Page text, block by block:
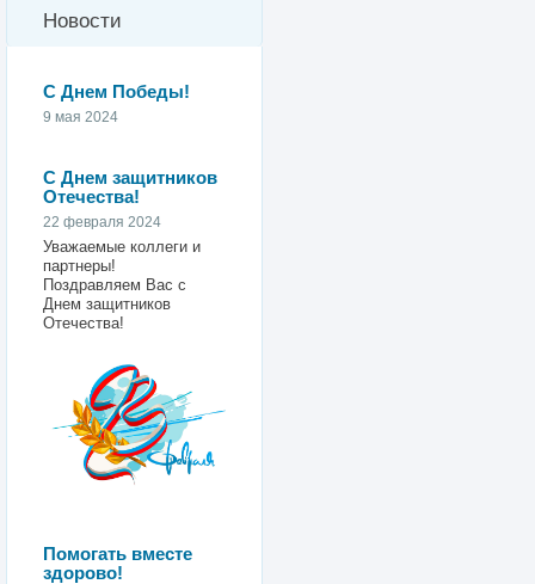
Новости
С Днем Победы!
9 мая 2024
С Днем защитников
Отечества!
22 февраля 2024
Уважаемые коллеги и
партнеры!
Поздравляем Вас с
Днем защитников
Отечества!
Помогать вместе
здорово!